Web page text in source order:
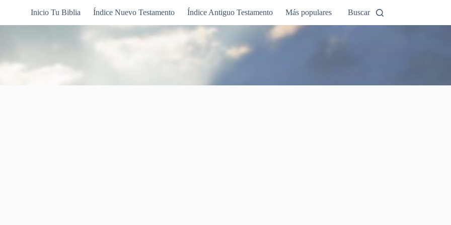
Inicio Tu Biblia Índice Nuevo Testamento Índice Antiguo Testamento Más populares Buscar